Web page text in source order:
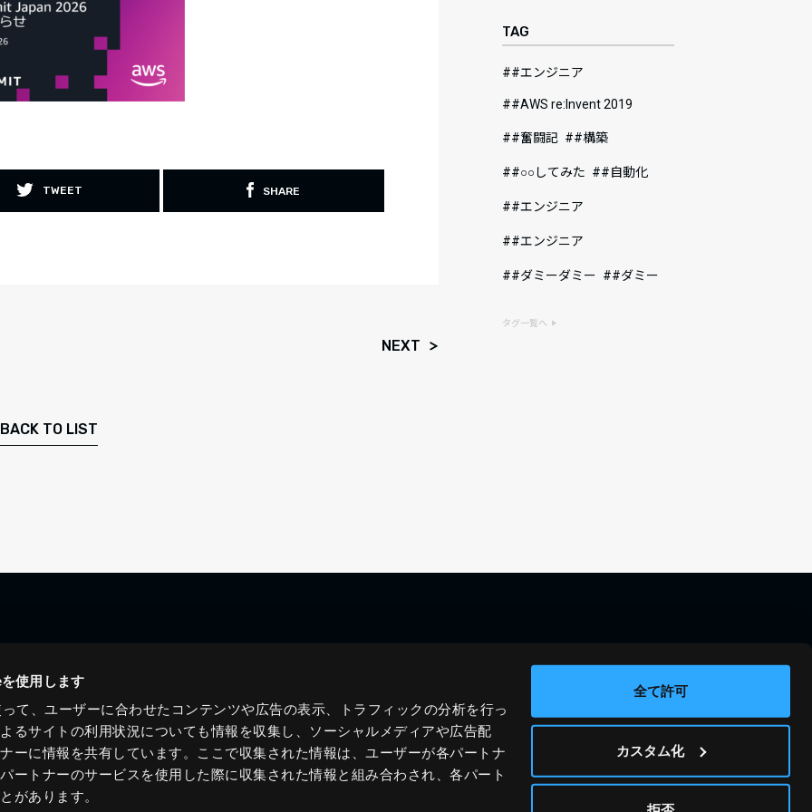
使用します
て、ユーザーに合わせたコンテンツや広告の表示、トラフィックの分析を行っ
るサイトの利用状況についても情報を収集し、ソーシャルメディアや広告配
ーに情報を共有しています。ここで収集された情報は、ユーザーが各パートナ
ートナーのサービスを使用した際に収集された情報と組み合わされ、各パート
があります。
全て許可
カスタム化
TWEET SHARE
NEXT
BACK TO LIST
TAG
#エンジニア
#AWS re:Invent 2019
#奮闘記 #構築
#○○してみた #自動化
#エンジニア
#エンジニア
#ダミーダミー #ダミー
タグ一覧へ
ブログ
ニュース
ホワイトペーパー
問い合わせ
運営会社
プライバシーポリシー
サイトポリシー
© JIG-SAW INC.